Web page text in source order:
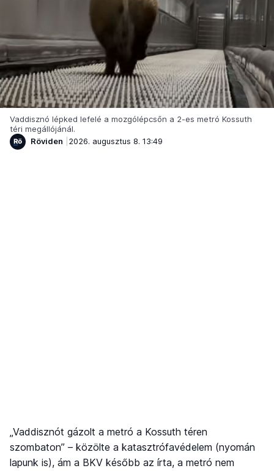
Vaddisznó lépked lefelé a mozgólépcsőn a 2-es metró Kossuth
téri megállójánál.
Röviden
2026. augusztus 8. 13:49
„Vaddisznót gázolt a metró a Kossuth téren
szombaton” – közölte a katasztrófavédelem (nyomán
lapunk is), ám a BKV később az írta, a metró nem